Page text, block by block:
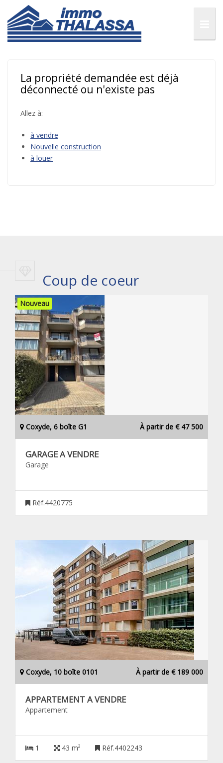
La propriété demandée est déjà
déconnecté ou n'existe pas
Allez à:
à vendre
Nouvelle construction
à louer
Coup de coeur
Nouveau
Coxyde, 6 boîte G1 À partir de € 47 500
GARAGE A VENDRE
Garage
Réf.4420775
Coxyde, 10 boîte 0101 À partir de € 189 000
APPARTEMENT A VENDRE
Appartement
1 43 m² Réf.4402243